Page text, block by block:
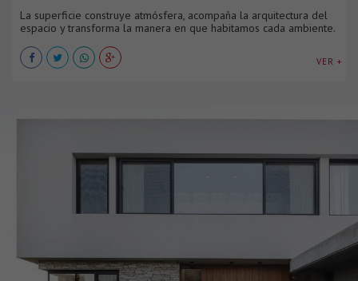
La superficie construye atmósfera, acompaña la arquitectura del
espacio y transforma la manera en que habitamos cada ambiente.
VER +